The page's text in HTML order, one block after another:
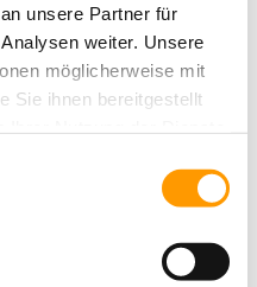
unsere Partner für
weiter. Unsere
möglicherweise mit
Sie ihnen bereitgestellt
weiterhin nutzen.